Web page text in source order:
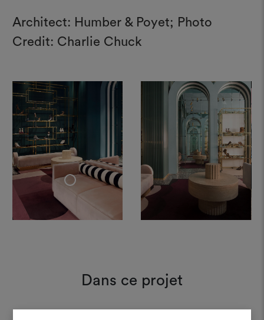
Architect: Humber & Poyet; Photo
Credit: Charlie Chuck
Dans ce projet